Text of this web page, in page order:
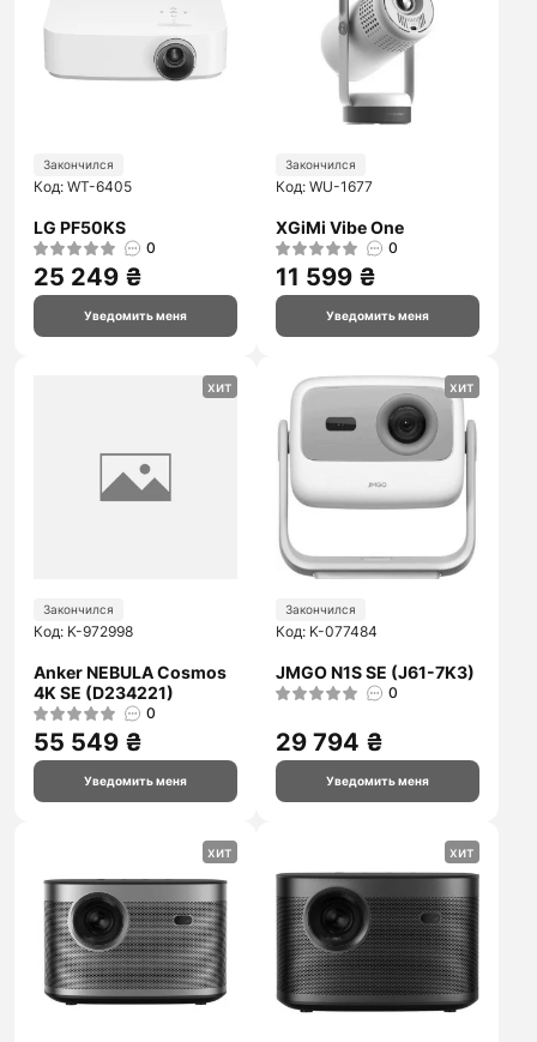
Закончился
Код: WT-6405
LG PF50KS
0
25 249 ₴
Уведомить меня
Закончился
Код: WU-1677
XGiMi Vibe One
0
11 599 ₴
Уведомить меня
хит
Закончился
Код: K-972998
Anker NEBULA Cosmos
4K SE (D234221)
0
55 549 ₴
Уведомить меня
хит
Закончился
Код: K-077484
JMGO N1S SE (J61-7K3)
0
29 794 ₴
Уведомить меня
хит хит